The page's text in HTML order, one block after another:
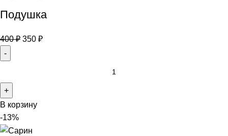
Подушка
400₽ 350 ₽
В корзину
-13%